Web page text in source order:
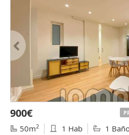
900€
50m2 1 Hab 1